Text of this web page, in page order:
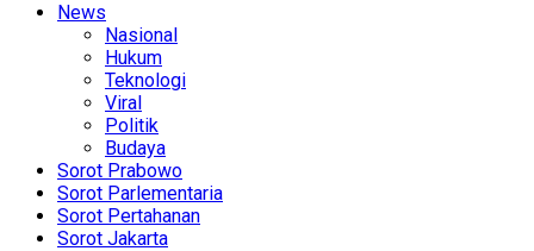
News
Nasional
Hukum
Teknologi
Viral
Politik
Budaya
Sorot Prabowo
Sorot Parlementaria
Sorot Pertahanan
Sorot Jakarta